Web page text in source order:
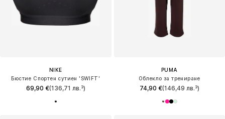
NIKE
Бюстие Спортен сутиен 'SWIFT'
69,90 €(136,71 лв.³)
PUMA
Облекло за трениране
74,90 €(146,49 лв.³)